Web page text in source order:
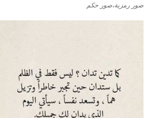
ضور رمزية،صور حكم